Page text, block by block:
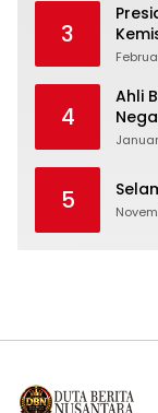
3
4
Ahli
5